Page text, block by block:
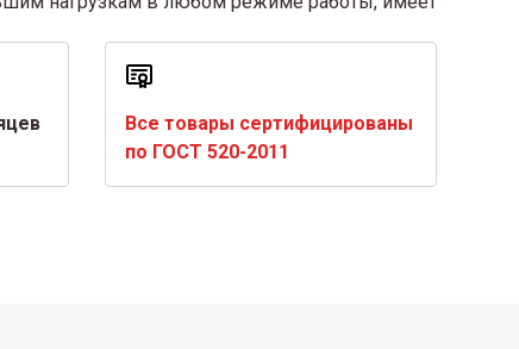
Все товары сертифицированы
по ГОСТ 520-2011